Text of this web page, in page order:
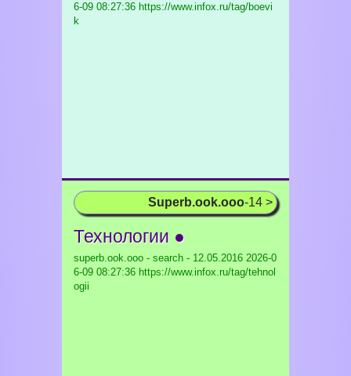
6-09 08:27:36 https://www.infox.ru/tag/boevi
k
Superb.ook.ooo-14 >
Технологии ●
superb.ook.ooo - search - 12.05.2016 2026-0
6-09 08:27:36 https://www.infox.ru/tag/tehnol
ogii